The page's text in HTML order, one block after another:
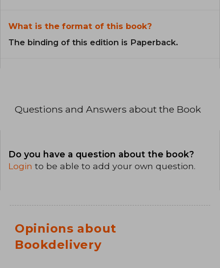
What is the format of this book?
The binding of this edition is Paperback.
Questions and Answers about the Book
Do you have a question about the book?
Login to be able to add your own question.
Opinions about
Bookdelivery